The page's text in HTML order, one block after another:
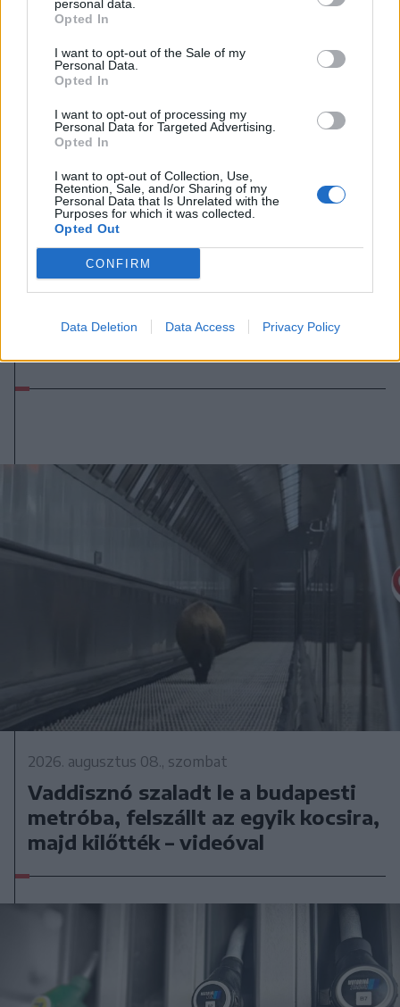
personal data.
Opted In
I want to opt-out of the Sale of my
Personal Data.
Opted In
I want to opt-out of processing my
Personal Data for Targeted Advertising.
Opted In
I want to opt-out of Collection, Use,
Retention, Sale, and/or Sharing of my
Personal Data that Is Unrelated with the
Purposes for which it was collected.
Opted Out
CONFIRM
Data Deletion Data Access Privacy Policy
2026. augusztus 08., szombat
csalidrón robbant fel Bulgáriában –
frissítve
2026. augusztus 08., szombat
Vaddisznó szaladt le a budapesti
metróba, felszállt az egyik kocsira,
majd kilőtték – videóval